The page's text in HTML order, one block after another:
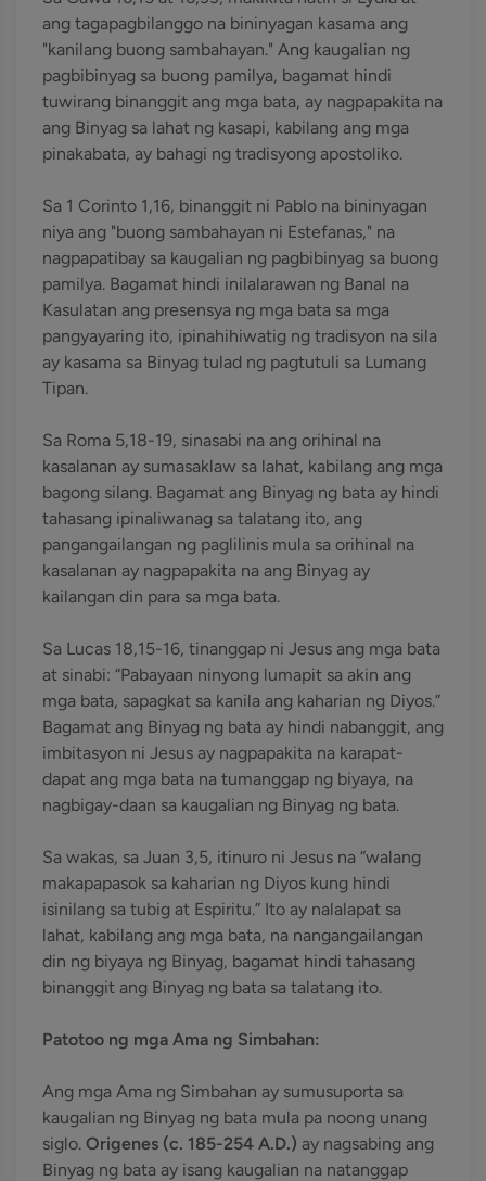
ang tagapagbilanggo na bininyagan kasama ang
"kanilang buong sambahayan." Ang kaugalian ng
pagbibinyag sa buong pamilya, bagamat hindi
tuwirang binanggit ang mga bata, ay nagpapakita na
ang Binyag sa lahat ng kasapi, kabilang ang mga
pinakabata, ay bahagi ng tradisyong apostoliko.
Sa 1 Corinto 1,16, binanggit ni Pablo na bininyagan
niya ang "buong sambahayan ni Estefanas," na
nagpapatibay sa kaugalian ng pagbibinyag sa buong
pamilya. Bagamat hindi inilalarawan ng Banal na
Kasulatan ang presensya ng mga bata sa mga
pangyayaring ito, ipinahihiwatig ng tradisyon na sila
ay kasama sa Binyag tulad ng pagtutuli sa Lumang
Tipan.
Sa Roma 5,18-19, sinasabi na ang orihinal na
kasalanan ay sumasaklaw sa lahat, kabilang ang mga
bagong silang. Bagamat ang Binyag ng bata ay hindi
tahasang ipinaliwanag sa talatang ito, ang
pangangailangan ng paglilinis mula sa orihinal na
kasalanan ay nagpapakita na ang Binyag ay
kailangan din para sa mga bata.
Sa Lucas 18,15-16, tinanggap ni Jesus ang mga bata
at sinabi: “Pabayaan ninyong lumapit sa akin ang
mga bata, sapagkat sa kanila ang kaharian ng Diyos.”
Bagamat ang Binyag ng bata ay hindi nabanggit, ang
imbitasyon ni Jesus ay nagpapakita na karapat-
dapat ang mga bata na tumanggap ng biyaya, na
nagbigay-daan sa kaugalian ng Binyag ng bata.
Sa wakas, sa Juan 3,5, itinuro ni Jesus na “walang
makapapasok sa kaharian ng Diyos kung hindi
isinilang sa tubig at Espiritu.” Ito ay nalalapat sa
lahat, kabilang ang mga bata, na nangangailangan
din ng biyaya ng Binyag, bagamat hindi tahasang
binanggit ang Binyag ng bata sa talatang ito.
Patotoo ng mga Ama ng Simbahan:
Ang mga Ama ng Simbahan ay sumusuporta sa
kaugalian ng Binyag ng bata mula pa noong unang
siglo. Origenes (c. 185-254 A.D.) ay nagsabing ang
Binyag ng bata ay isang kaugalian na natanggap